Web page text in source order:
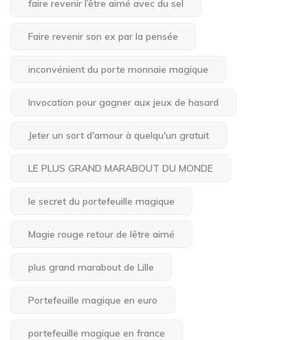
faire revenir l’être aimé avec du sel
Faire revenir son ex par la pensée
inconvénient du porte monnaie magique
Invocation pour gagner aux jeux de hasard
Jeter un sort d'amour à quelqu'un gratuit
LE PLUS GRAND MARABOUT DU MONDE
le secret du portefeuille magique
Magie rouge retour de lêtre aimé
plus grand marabout de Lille
Portefeuille magique en euro
portefeuille magique en france